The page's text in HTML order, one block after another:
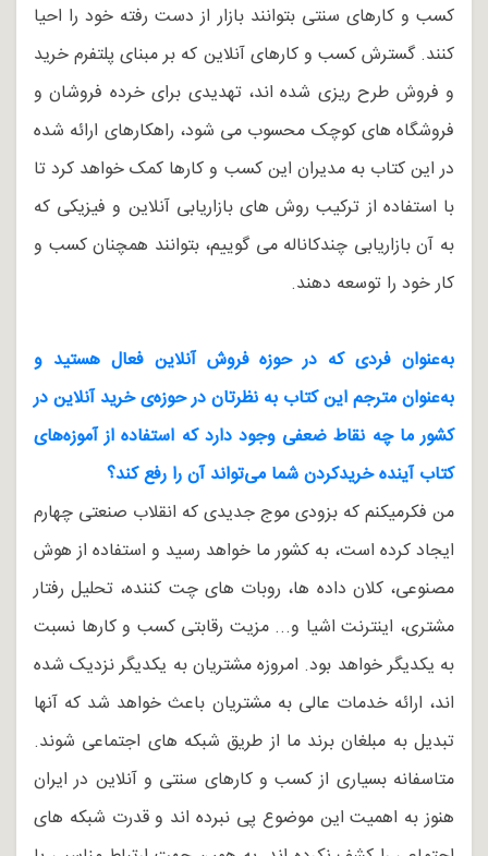
کسب و کارهای سنتی بتوانند بازار از دست رفته خود را احیا
کنند. گسترش کسب و کارهای آنلاین که بر مبنای پلتفرم خرید
و فروش طرح ریزی شده اند، تهدیدی برای خرده فروشان و
فروشگاه های کوچک محسوب می شود، راهکارهای ارائه شده
در این کتاب به مدیران این کسب و کارها کمک خواهد کرد تا
با استفاده از ترکیب روش های بازاریابی آنلاین و فیزیکی که
به آن بازاریابی چندکاناله می گوییم، بتوانند همچنان کسب و
کار خود را توسعه دهند.
به‌عنوان فردی که در حوزه فروش آنلاین فعال هستید و
به‌عنوان مترجم این کتاب به نظرتان در حوزه‌ی خرید آنلاین در
کشور ما چه نقاط ضعفی وجود دارد که استفاده از آموزه‌های
کتاب آینده خریدکردن شما می‌تواند آن را رفع کند؟
من فکرمیکنم که بزودی موج جدیدی که انقلاب صنعتی چهارم
ایجاد کرده است، به کشور ما خواهد رسید و استفاده از هوش
مصنوعی، کلان داده ها، روبات های چت کننده، تحلیل رفتار
مشتری، اینترنت اشیا و... مزیت رقابتی کسب و کارها نسبت
به یکدیگر خواهد بود. امروزه مشتریان به یکدیگر نزدیک شده
اند، ارائه خدمات عالی به مشتریان باعث خواهد شد که آنها
تبدیل به مبلغان برند ما از طریق شبکه های اجتماعی شوند.
متاسفانه بسیاری از کسب و کارهای سنتی و آنلاین در ایران
هنوز به اهمیت این موضوع پی نبرده اند و قدرت شبکه های